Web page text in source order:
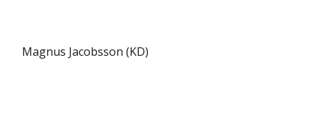
Magnus Jacobsson (KD)